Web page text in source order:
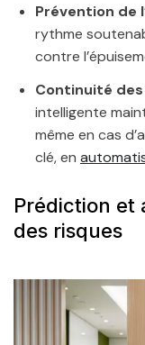
Prévention de
rythme
contre
Continuité
intelligente
même en cas
clé, en
Prédiction et
des risques